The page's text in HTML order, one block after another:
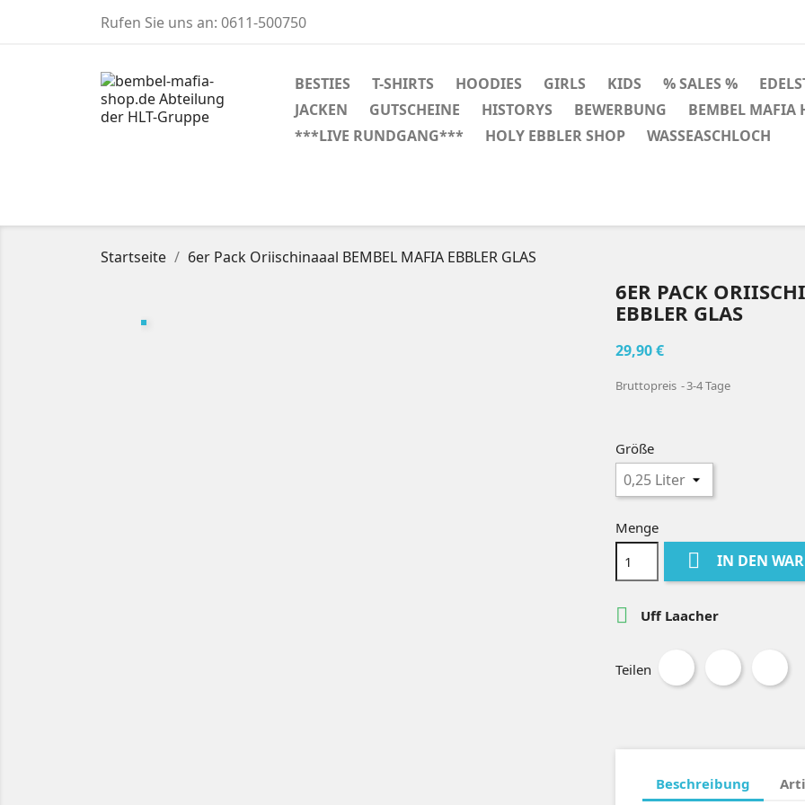
Rufen Sie uns an: 0611-500750
BESTIES T-SHIRTS HOODIES GIRLS KIDS % SALES %
JACKEN
GUTSCHEINE HISTORYS BEWERBUNG BEMBEL MAFIA
***LIVE RUNDGANG***
HOLY EBBLER SHOP WASSEASCHLOCH
Startseite 6er Pack Oriischinaaal BEMBEL MAFIA EBBLER GLAS
6ER PACK
EBBLER GLAS
29,90 €
Bruttopreis 3-4 Tage
Größe
Menge
 IN DEN
 Uff Laacher
Teilen
Beschreibung